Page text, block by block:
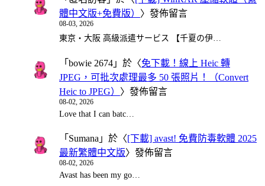
體中文版+免費版） 〉發佈留言
08-03, 2026
東京・大阪 高級派遣サービス 【千夏の伊…
「 bowie 2674 」於〈免下載！線上 Heic 轉
JPEG，可批次處理最多 50 張照片！（Convert
Heic to JPEG） 〉發佈留言
08-02, 2026
Love that I can batc…
「 Sumana 」於〈[下載] avast! 免費防毒軟體 2025
最新繁體中文版〉發佈留言
08-02, 2026
Avast has been my go…